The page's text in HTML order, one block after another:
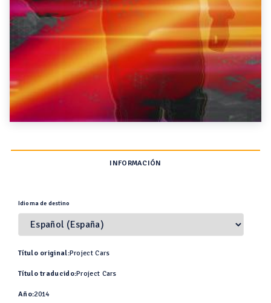
INFORMACIÓN
Idioma de destino
Título original:Project Cars
Título traducido:Project Cars
Año:2014